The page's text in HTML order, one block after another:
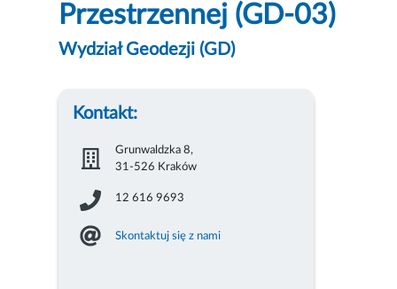
Przestrzennej (GD-03)
Wydział Geodezji (GD)
Kontakt:
Grunwaldzka 8,
31-526 Kraków
12 616 9693
Skontaktuj się z nami